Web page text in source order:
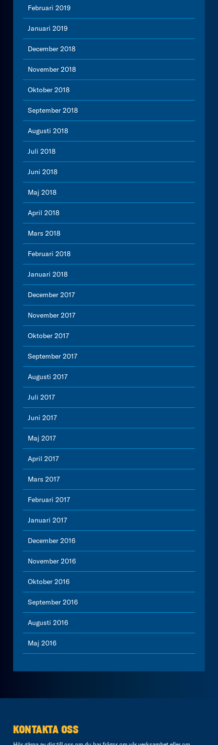
Februari 2019
Januari 2019
December 2018
November 2018
Oktober 2018
September 2018
Augusti 2018
Juli 2018
Juni 2018
Maj 2018
April 2018
Mars 2018
Februari 2018
Januari 2018
December 2017
November 2017
Oktober 2017
September 2017
Augusti 2017
Juli 2017
Juni 2017
Maj 2017
April 2017
Mars 2017
Februari 2017
Januari 2017
December 2016
November 2016
Oktober 2016
September 2016
Augusti 2016
Maj 2016
KONTAKTA OSS